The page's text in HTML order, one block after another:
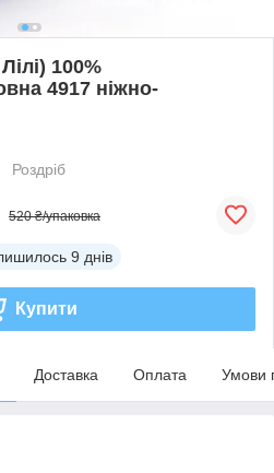
100%
4917 ніжно-
Роздріб
520 ₴/упаковка
9 днів
Купити
Доставка Оплата Умови